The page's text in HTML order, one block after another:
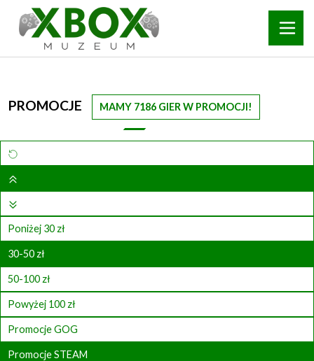
PROMOCJE MAMY 7186 GIER W PROMOCJI!
Poniżej 30 zł
30-50 zł
50-100 zł
Powyżej 100 zł
Promocje GOG
Promocje STEAM